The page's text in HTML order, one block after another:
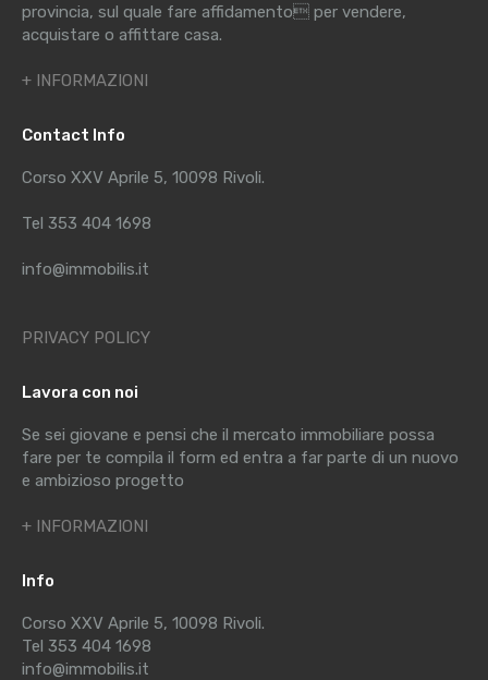
provincia, sul quale fare affidamento per vendere,
acquistare o affittare casa.
+ INFORMAZIONI
Contact Info
Corso XXV Aprile 5, 10098 Rivoli.
Tel 353 404 1698
info@immobilis.it
PRIVACY POLICY
Lavora con noi
Se sei giovane e pensi che il mercato immobiliare possa
fare per te compila il form ed entra a far parte di un nuovo
e ambizioso progetto
+ INFORMAZIONI
Info
Corso XXV Aprile 5, 10098 Rivoli.
Tel 353 404 1698
info@immobilis.it